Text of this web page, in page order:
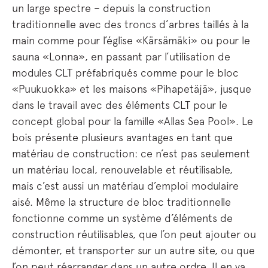
un large spectre – depuis la construction
traditionnelle avec des troncs d’arbres taillés à la
main comme pour l’église «Kärsämäki» ou pour le
sauna «Lonna», en passant par l’utilisation de
modules CLT préfabriqués comme pour le bloc
«Puukuokka» et les maisons «Pihapetäjä», jusque
dans le travail avec des éléments CLT pour le
concept global pour la famille «Allas Sea Pool». Le
bois présente plusieurs avantages en tant que
matériau de construction: ce n’est pas seulement
un matériau local, renouvelable et réutilisable,
mais c’est aussi un matériau d’emploi modulaire
aisé. Même la structure de bloc traditionnelle
fonctionne comme un système d’éléments de
construction réutilisables, que l’on peut ajouter ou
démonter, et transporter sur un autre site, ou que